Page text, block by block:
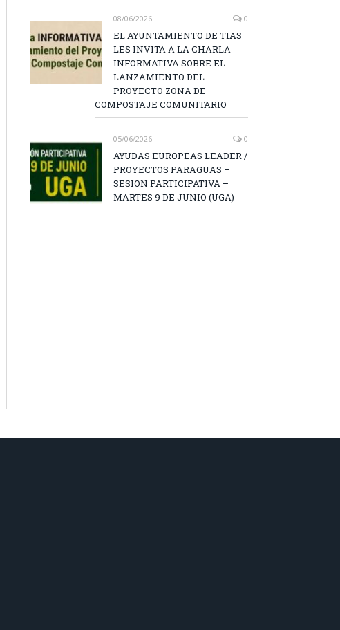
08/06/2026 0
EL AYUNTAMIENTO DE TIAS
LES INVITA A LA CHARLA
INFORMATIVA SOBRE EL
LANZAMIENTO DEL
PROYECTO ZONA DE
COMPOSTAJE COMUNITARIO
05/06/2026 0
AYUDAS EUROPEAS LEADER /
PROYECTOS PARAGUAS –
SESION PARTICIPATIVA –
MARTES 9 DE JUNIO (UGA)